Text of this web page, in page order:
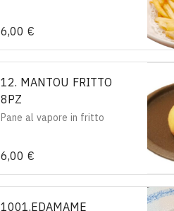
6,00 €
12. MANTOU FRITTO
8PZ
Pane al vapore in fritto
6,00 €
1001.EDAMAME